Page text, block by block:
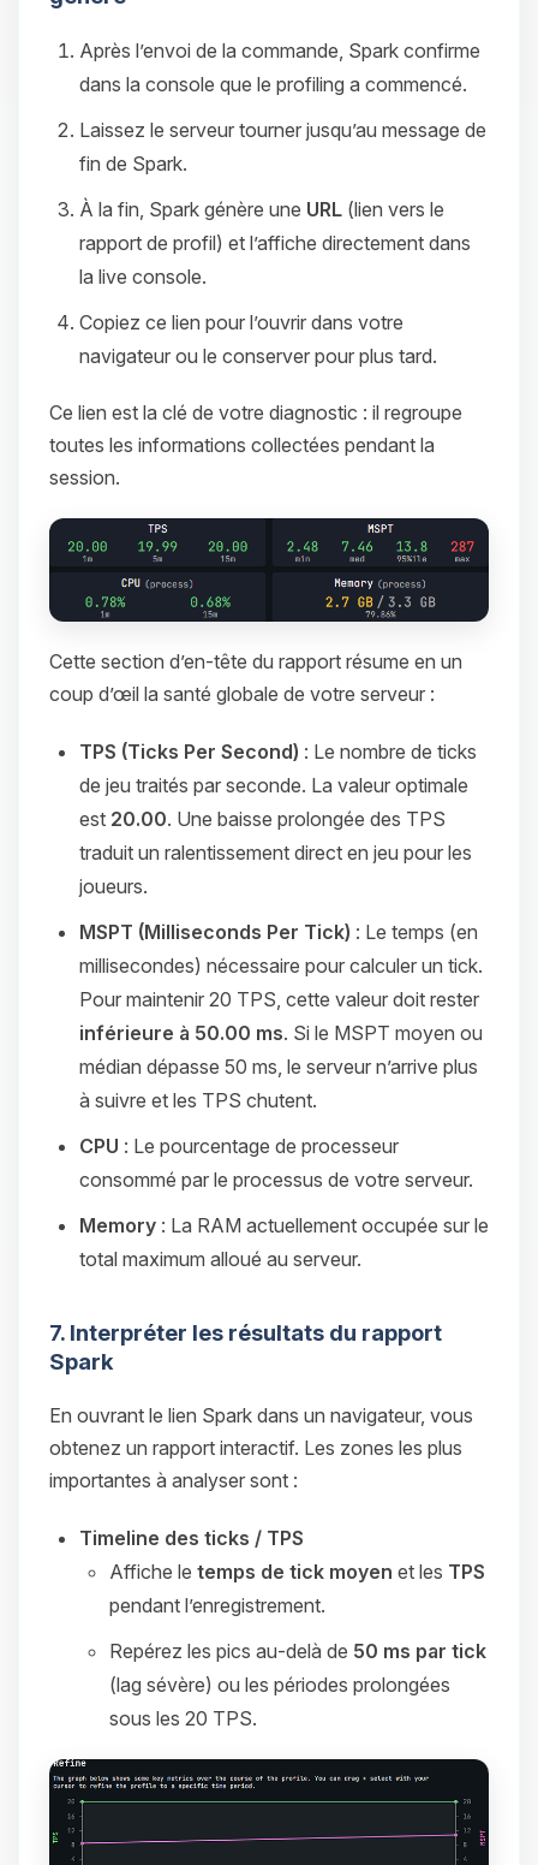
Après l’envoi de la commande, Spark confirme
dans la console que le profiling a commencé.
Laissez le serveur tourner jusqu’au message de
fin de Spark.
À la fin, Spark génère une URL (lien vers le
rapport de profil) et l’affiche directement dans
la live console.
Copiez ce lien pour l’ouvrir dans votre
navigateur ou le conserver pour plus tard.
Ce lien est la clé de votre diagnostic : il regroupe
toutes les informations collectées pendant la
session.
Cette section d’en-tête du rapport résume en un
coup d’œil la santé globale de votre serveur :
TPS (Ticks Per Second) : Le nombre de ticks
de jeu traités par seconde. La valeur optimale
est 20.00. Une baisse prolongée des TPS
traduit un ralentissement direct en jeu pour les
joueurs.
MSPT (Milliseconds Per Tick) : Le temps (en
millisecondes) nécessaire pour calculer un tick.
Pour maintenir 20 TPS, cette valeur doit rester
inférieure à 50.00 ms. Si le MSPT moyen ou
médian dépasse 50 ms, le serveur n’arrive plus
à suivre et les TPS chutent.
CPU : Le pourcentage de processeur
consommé par le processus de votre serveur.
Memory : La RAM actuellement occupée sur le
total maximum alloué au serveur.
7. Interpréter les résultats du rapport
Spark
En ouvrant le lien Spark dans un navigateur, vous
obtenez un rapport interactif. Les zones les plus
importantes à analyser sont :
Timeline des ticks / TPS
Affiche le temps de tick moyen et les TPS
pendant l’enregistrement.
Repérez les pics au‑delà de 50 ms par tick
(lag sévère) ou les périodes prolongées
sous les 20 TPS.